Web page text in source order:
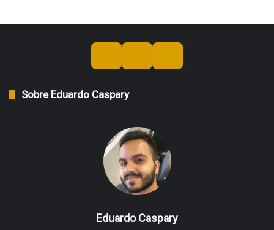
Sobre Eduardo Caspary
Eduardo Caspary